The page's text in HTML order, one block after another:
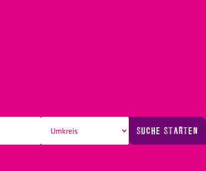
SUCHE STARTEN